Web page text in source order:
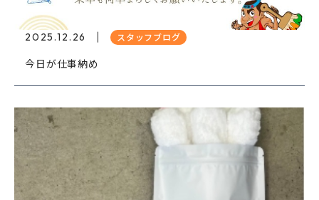
2025.12.26 スタッフブログ
今日が仕事納め